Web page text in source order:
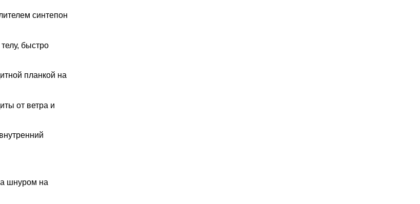
синтепон
быстро
планкой на
от ветра и
шнуром на